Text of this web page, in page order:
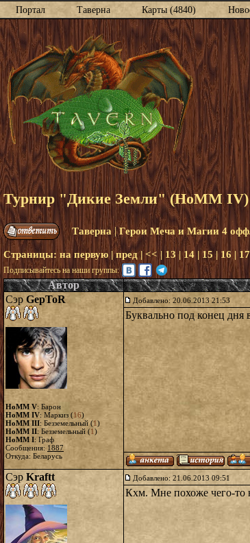
Портал Таверна Карты (4840)
Турнир "Дикие Земли" (HoMM IV)
Таверна|Герои Меча и Магии 4
Страницы: на первую|пред|<< | 13 |14 |15| 16 | 17
Подписывайтесь на наши группы:
Автор
Сэр GepToR
HoMM V: Барон
HoMM IV: Маркиз (16)
HoMM III: Безземельный (1)
HoMM II: Безземельный (1)
HoMM I: Граф
Сообщения: 1887
Откуда: Беларусь
Добавлено: 20.06.2013 21:53
Буквально под конец дня
Сэр Kraftt Добавлено: 21.06.2013 09:51
Кхм. Мне похоже чего-то